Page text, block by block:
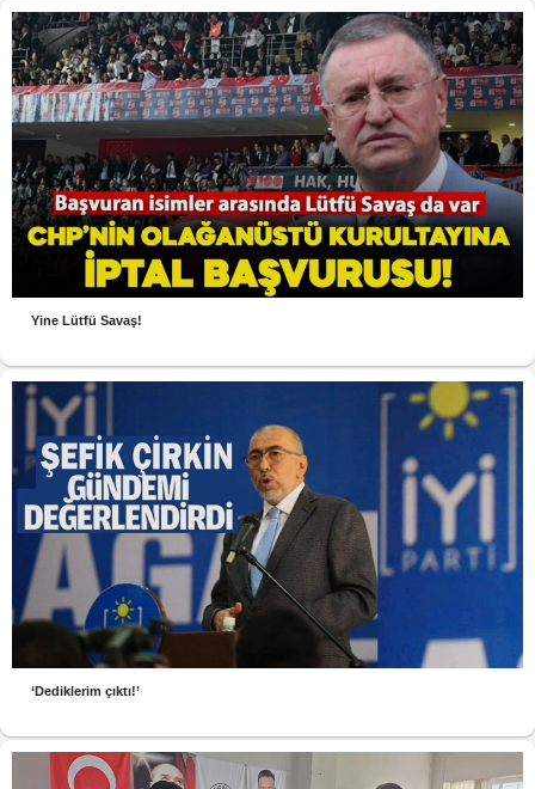
Yine Lütfü Savaş!
‘Dediklerim çıktı!’